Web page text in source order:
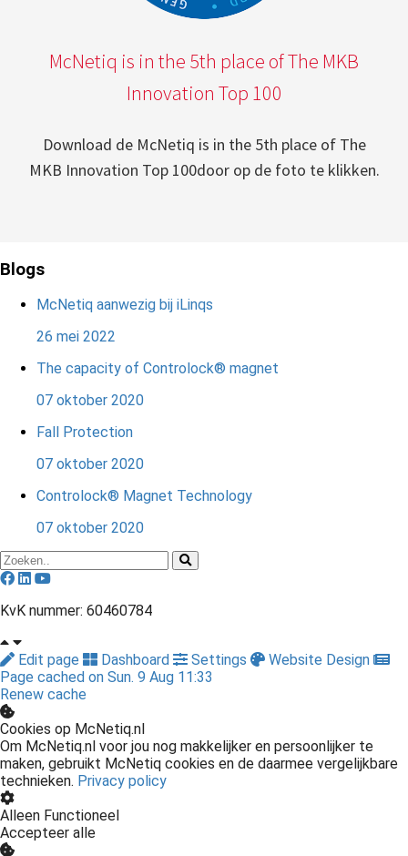
McNetiq is in the 5th place of The MKB
Innovation Top 100
Download de McNetiq is in the 5th place of The
MKB Innovation Top 100door op de foto te klikken.
Blogs
McNetiq aanwezig bij iLinqs
26 mei 2022
The capacity of Controlock® magnet
07 oktober 2020
Fall Protection
07 oktober 2020
Controlock® Magnet Technology
07 oktober 2020
KvK nummer: 60460784
Edit page Dashboard Settings
Website Design
Page cached on Sun. 9 Aug 11:33
Renew cache
Cookies op McNetiq.nl
Om McNetiq.nl voor jou nog makkelijker en persoonlijker te
maken, gebruikt McNetiq cookies en de daarmee vergelijkbare
technieken. Privacy policy
Alleen Functioneel
Accepteer alle